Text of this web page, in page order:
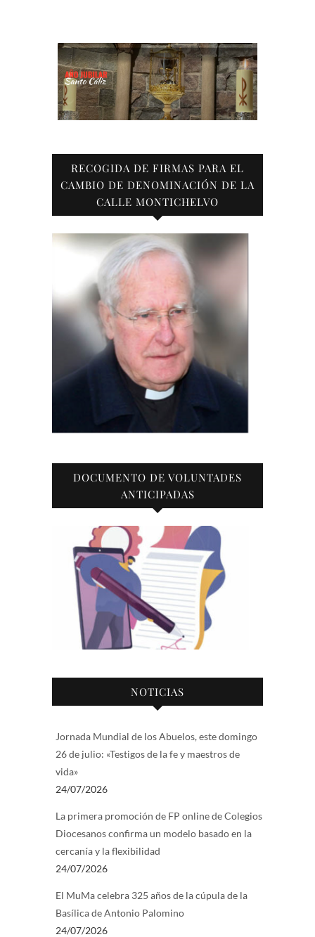
RECOGIDA DE FIRMAS PARA EL
CAMBIO DE DENOMINACIÓN DE LA
CALLE MONTICHELVO
DOCUMENTO DE VOLUNTADES
ANTICIPADAS
NOTICIAS
Jornada Mundial de los Abuelos, este domingo
26 de julio: «Testigos de la fe y maestros de
vida»
24/07/2026
La primera promoción de FP online de Colegios
Diocesanos confirma un modelo basado en la
cercanía y la flexibilidad
24/07/2026
El MuMa celebra 325 años de la cúpula de la
Basílica de Antonio Palomino
24/07/2026